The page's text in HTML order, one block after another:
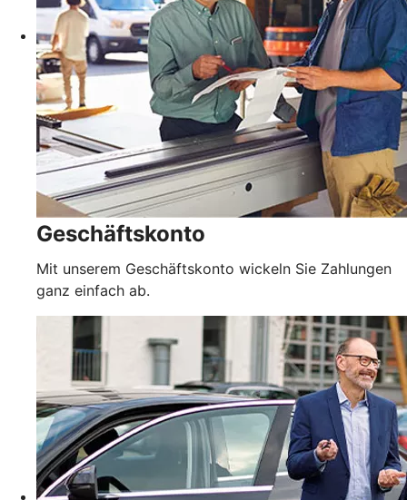
Geschäftskonto
Mit unserem Geschäftskonto wickeln Sie Zahlungen
ganz einfach ab.